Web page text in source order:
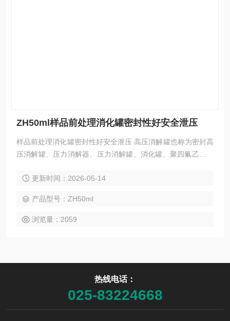
ZH50ml样品前处理消化罐密封性好安全泄压
样品前处理消化罐密封性好安全泄压 高压消解罐也称为密封高
压消解罐、压力消解器、压力消解罐、消化罐、聚四氟乙烯高
农产品、海产品、水产品等行业对茶叶中美术绿、稀土，果
砷等重金属的检测。我单位消解罐解决了客户在消解过程中数
量多、要求高、体积小和消解难的问题。
更新时间：2026-05-14
产品型号：ZH50ml
浏览量：2059
热线电话：
025-83224668